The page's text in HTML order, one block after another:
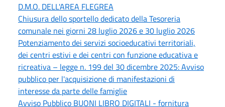
D.M.O. DELL'AREA FLEGREA
Chiusura dello sportello dedicato della Tesoreria
comunale nei giorni 28 luglio 2026 e 30 luglio 2026
Potenziamento dei servizi socioeducativi territoriali,
dei centri estivi e dei centri con funzione educativa e
ricreativa – legge n. 199 del 30 dicembre 2025: Avviso
pubblico per l'acquisizione di manifestazioni di
interesse da parte delle famiglie
Avviso Pubblico BUONI LIBRO DIGITALI - fornitura